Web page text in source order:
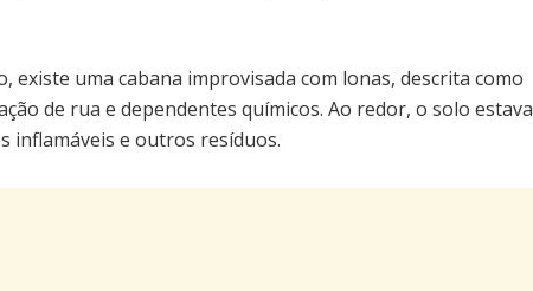
existe uma cabana improvisada com lonas, descrita como
de rua e dependentes químicos. Ao redor, o solo estava
inflamáveis e outros resíduos.